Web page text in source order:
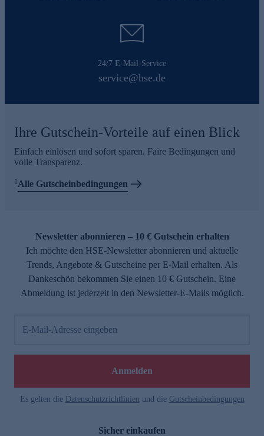
24/7 E-Mail-Service
service@hse.de
Ihre Gutschein-Vorteile auf einen Blick
Einfach einlösen und sofort sparen. Faire Bedingungen und
volle Transparenz.
1Alle Gutscheinbedingungen
Newsletter abonnieren – 10 € Gutschein erhalten
Ich möchte den HSE-Newsletter abonnieren und aktuelle
Trends, Angebote & Gutscheine per E-Mail erhalten. Als
Dankeschön bekommen Sie einen 10 € Gutschein. Eine
Abmeldung ist jederzeit in den Newsletter-E-Mails möglich.
E-Mail-Adresse eingeben
Anmelden
Es gelten die Datenschutzrichtlinien und die Gutscheinbedingungen
Sicher einkaufen